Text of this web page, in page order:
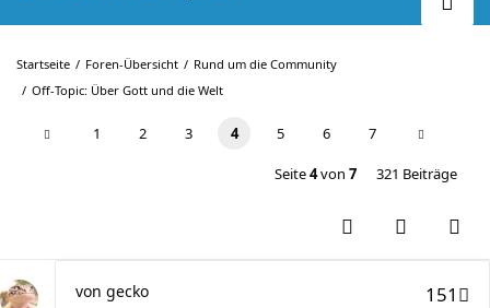
Startseite Foren-Übersicht
Rund um die Community
Off-Topic: Über Gott und die Welt
1 2 3 4 5 6 7
Seite4von 7 321 Beiträge
151
von gecko